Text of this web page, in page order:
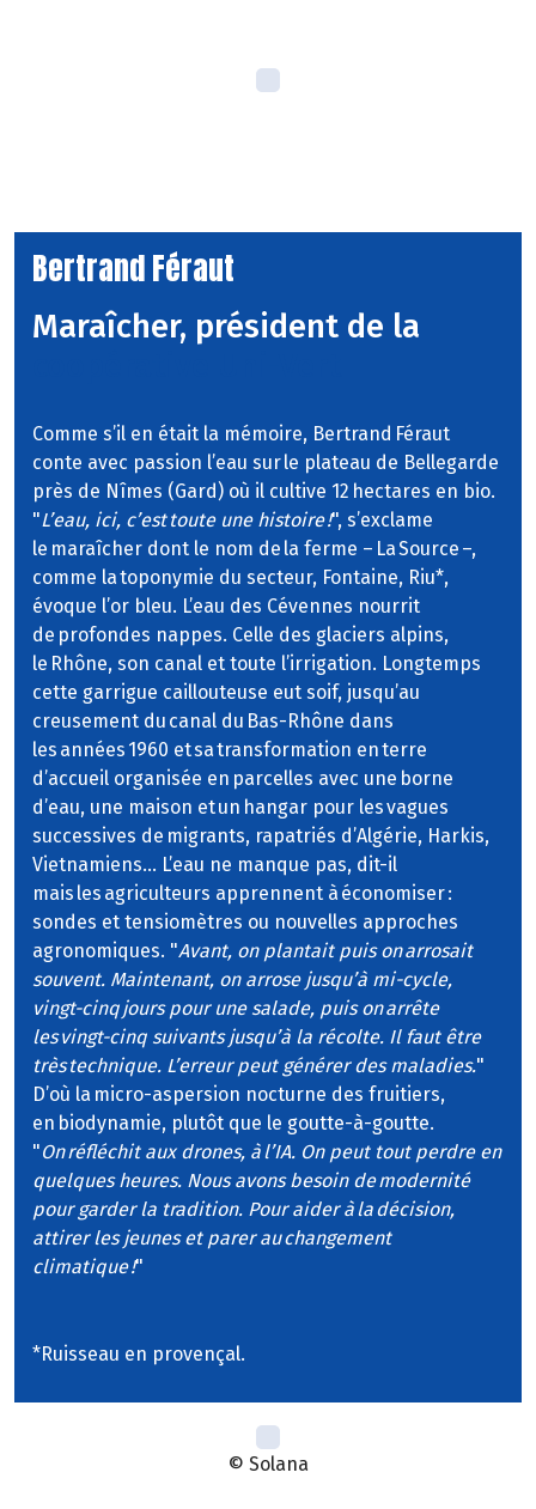
Bertrand Féraut
Maraîcher, président de la
Comme s’il en était la mémoire, Bertrand Féraut
conte avec passion l’eau sur le plateau de Bellegarde
près de Nîmes (Gard) où il cultive 12 hectares en bio.
"L’eau, ici, c’est toute une histoire !", s’exclame
le maraîcher dont le nom de la ferme – La Source –,
comme la toponymie du secteur, Fontaine, Riu*,
évoque l’or bleu. L’eau des Cévennes nourrit
de profondes nappes. Celle des glaciers alpins,
le Rhône, son canal et toute l’irrigation. Longtemps
cette garrigue caillouteuse eut soif, jusqu’au
creusement du canal du Bas-Rhône dans
les années 1960 et sa transformation en terre
d’accueil organisée en parcelles avec une borne
d’eau, une maison et un hangar pour les vagues
successives de migrants, rapatriés d’Algérie, Harkis,
Vietnamiens… L’eau ne manque pas, dit-il
mais les agriculteurs apprennent à économiser :
sondes et tensiomètres ou nouvelles approches
agronomiques. "Avant, on plantait puis on arrosait
souvent. Maintenant, on arrose jusqu’à mi-cycle,
vingt-cinq jours pour une salade, puis on arrête
les vingt-cinq suivants jusqu’à la récolte. Il faut être
très technique. L’erreur peut générer des maladies."
D’où la micro-aspersion nocturne des fruitiers,
en biodynamie, plutôt que le goutte-à-goutte.
"On réfléchit aux drones, à l’IA. On peut tout perdre en
quelques heures. Nous avons besoin de modernité
pour garder la tradition. Pour aider à la décision,
attirer les jeunes et parer au changement
climatique !"
*Ruisseau en provençal.
© Solana